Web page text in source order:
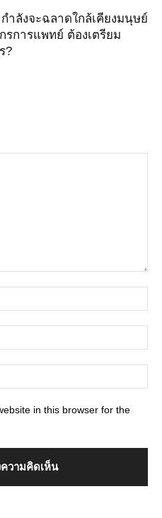
กําลังจะฉลาดใกล้เคียงมนุษย์
รการแพทย์ ต้องเตรียม
?
in this browser for the